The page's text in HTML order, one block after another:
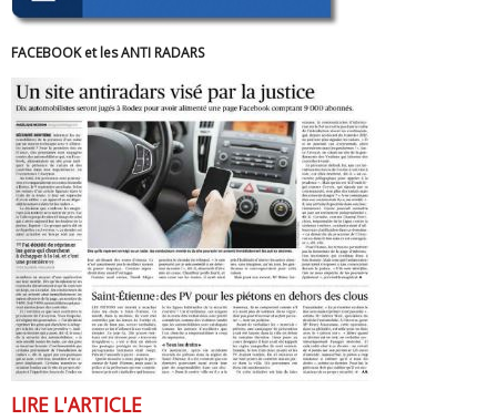
FACEBOOK et les ANTI RADARS
LIRE L'ARTICLE